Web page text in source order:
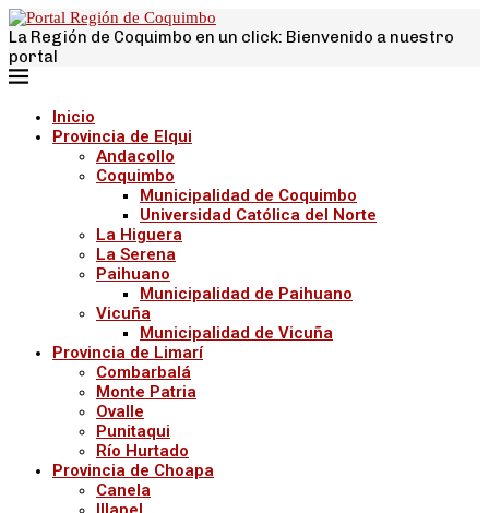
La Región de Coquimbo en un click: Bienvenido a nuestro
portal
Inicio
Provincia de Elqui
Andacollo
Coquimbo
Municipalidad de Coquimbo
Universidad Católica del Norte
La Higuera
La Serena
Paihuano
Municipalidad de Paihuano
Vicuña
Municipalidad de Vicuña
Provincia de Limarí
Combarbalá
Monte Patria
Ovalle
Punitaqui
Río Hurtado
Provincia de Choapa
Canela